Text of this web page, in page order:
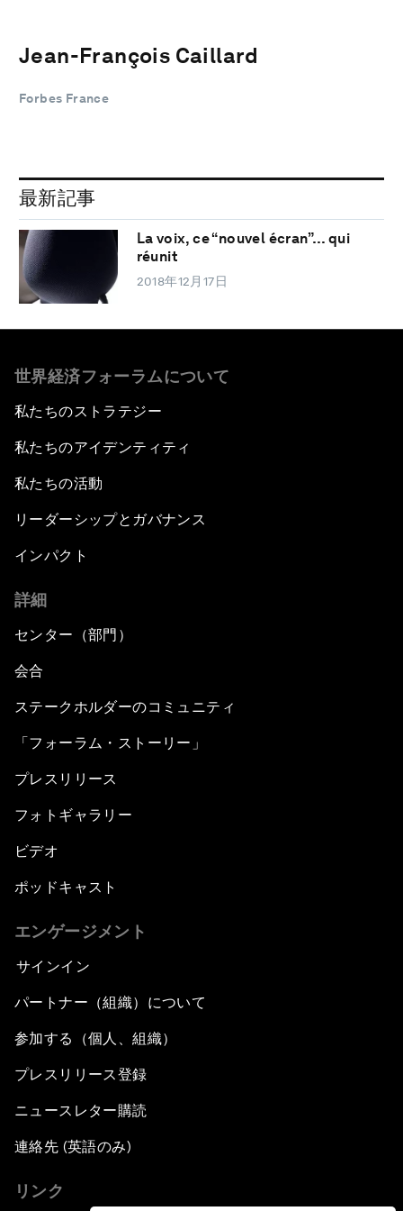
Jean-François Caillard
Forbes France
最新記事
La voix, ce “nouvel écran”… qui
réunit
2018年12月17日
世界経済フォーラムについて
私たちのストラテジー
私たちのアイデンティティ
私たちの活動
リーダーシップとガバナンス
インパクト
詳細
センター（部門）
会合
ステークホルダーのコミュニティ
「フォーラム・ストーリー」
プレスリリース
フォトギャラリー
ビデオ
ポッドキャスト
エンゲージメント
サインイン
パートナー（組織）について
参加する（個人、組織）
プレスリリース登録
ニュースレター購読
連絡先 (英語のみ)
リンク